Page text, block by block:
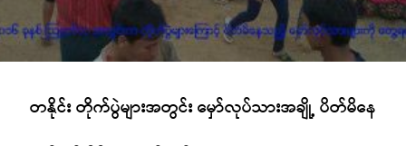
တနိုင်း တိုက်ပွဲများအတွင်း မှော်လုပ်သားအချို့ ပိတ်မိနေ